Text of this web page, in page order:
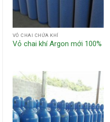
VỎ CHAI CHỨA KHÍ
Vỏ chai khí Argon mới 100%